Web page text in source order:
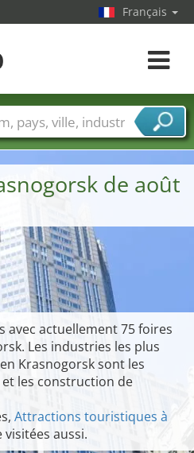
de août
avec actuellement 75 foires
Les industries les plus
Krasnogorsk sont les
les construction de
Attractions touristiques à
aussi.
Français
Toggle
Villes
Secteurs de foire
services